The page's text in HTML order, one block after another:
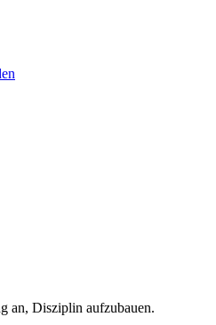
an, Disziplin aufzubauen.